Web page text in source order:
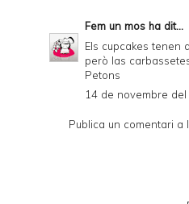
Fem un mos ha dit...
Els cupcakes tenen
però las
Petons
14 de novembre
Publica un comentari a